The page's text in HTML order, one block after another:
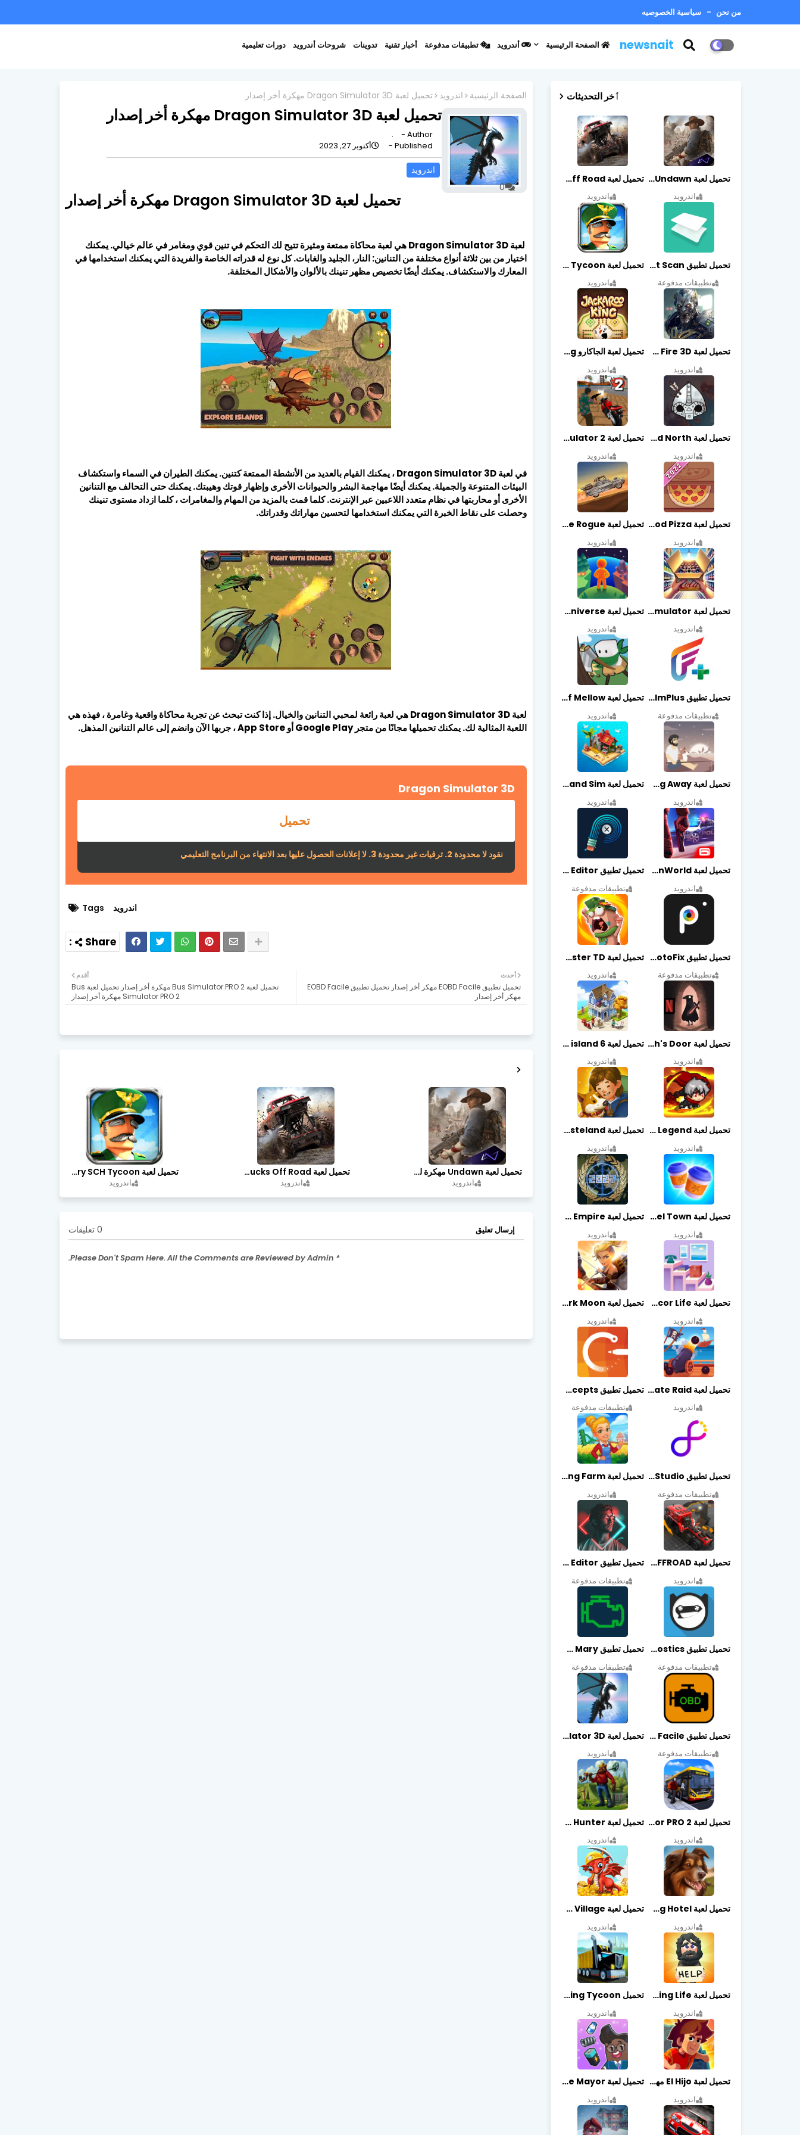
من نحن سياسية الخصوصيه
newsnait دورات تعليمية شروحات أندرويد تدوينات أخبار تقنية تطبيقات مدفوعة أندرويد الصفحة الرئيسية
الصفحة الرئيسية اندرويد تحميل لعبة Dragon Simulator 3D مهكرة أخر إصدار
تحميل لعبة Dragon Simulator 3D مهكرة أخر إصدار
Author -
.
Published -
أكتوبر 27, 2023
اندرويد
0
تحميل لعبة Dragon Simulator 3D مهكرة أخر إصدار
لعبة Dragon Simulator 3D هي لعبة محاكاة ممتعة ومثيرة تتيح لك التحكم في تنين قوي ومغامر في عالم خيالي. يمكنك
اختيار من بين ثلاثة أنواع مختلفة من التنانين: النار، الجليد والغابات. كل نوع له قدراته الخاصة والفريدة التي يمكنك استخدامها في
المعارك والاستكشاف. يمكنك أيضًا تخصيص مظهر تنينك بالألوان والأشكال المختلفة.
في لعبة Dragon Simulator 3D ، يمكنك القيام بالعديد من الأنشطة الممتعة كتنين. يمكنك الطيران في السماء واستكشاف
البيئات المتنوعة والجميلة. يمكنك أيضًا مهاجمة البشر والحيوانات الأخرى وإظهار قوتك وهيبتك. يمكنك حتى التحالف مع التنانين
الأخرى أو محاربتها في نظام متعدد اللاعبين عبر الإنترنت. كلما قمت بالمزيد من المهام والمغامرات ، كلما ازداد مستوى تنينك
وحصلت على نقاط الخبرة التي يمكنك استخدامها لتحسين مهاراتك وقدراتك.
لعبة Dragon Simulator 3D هي لعبة رائعة لمحبي التنانين والخيال. إذا كنت تبحث عن تجربة محاكاة واقعية وغامرة ، فهذه هي
اللعبة المثالية لك. يمكنك تحميلها مجانًا من متجر Google Play أو App Store ، جربها الآن وانضم إلى عالم التنانين المذهل.
Dragon Simulator 3D
تحميل
نقود لا محدودة 2. ترقيات غير محدودة 3. لا إعلانات الحصول عليها بعد الانتهاء من البرنامج التعليمي
Tags اندرويد
أحدث
تحميل تطبيق EOBD Facile مهكر أخر إصدار تحميل تطبيق EOBD Facile
مهكر أخر إصدار
أقدم
تحميل لعبة Bus Simulator PRO 2 مهكرة أخر إصدار تحميل لعبة Bus
Simulator PRO 2 مهكرة أخر إصدار
تحميل لعبة Undawn مهكرة للأندرويد أخر إصدار | تحميل مباشر + موارد غير محدودة
اندرويد
تحميل لعبة Trucks Off Road مهكرة اخر اصدار
اندرويد
تحميل لعبة Idle Military SCH Tycoon مهكرة آخر إصدار
اندرويد
إرسال تعليق 0 تعليقات
* Please Don't Spam Here. All the Comments are Reviewed by Admin.
ٱخر التحديثات
تحميل لعبة Undawn مهكرة للأندرويد أخر إصدار | تحميل مباشر + موارد غير محدودة
اندرويد
تحميل لعبة Trucks Off Road مهكرة اخر اصدار
اندرويد
تحميل تطبيق vFlat Scan مهكر آخر إصدار
تطبيقات مدفوعة
تحميل لعبة Idle Military SCH Tycoon مهكرة آخر إصدار
اندرويد
تحميل لعبة Zombie Fire 3D مهكرة آخر إصدار
اندرويد
تحميل لعبة الجاكارو jackaroo king آخر إصدار
اندرويد
تحميل لعبة Bad North مهكرة آخر إصدار
اندرويد
تحميل لعبة Vegas crime simulator 2 مهكرة اخر اصدار
اندرويد
تحميل لعبة Good Pizza مهكرة اخر اصدار
اندرويد
تحميل لعبة Earn to Die Rogue مهكرة اخر اصدار
اندرويد
تحميل لعبة Retail Store Simulator مهكرة اخر اصدار
اندرويد
تحميل لعبة My Little Universe مهكرة أخر إصدار
اندرويد
تحميل تطبيق FilmPlus أخر إصدار
تطبيقات مدفوعة
تحميل لعبة Life of Mellow مهكرة أخر إصدار
اندرويد
تحميل لعبة Casting Away مهكرة أخر إصدار
اندرويد
تحميل لعبة Fantasy Island Sim مهكرة أخر إصدار
اندرويد
تحميل لعبة Gangstar New Orleans OpenWorld مهكرة أخر إصدار
اندرويد
تحميل تطبيق Retouch Remove Objects Editor مهكرة اخر إصدار
تطبيقات مدفوعة
تحميل تطبيق PhotoFix مهكر آخر إصدار
تطبيقات مدفوعة
تحميل لعبة Candy Disaster TD مهكرة اخر إصدار
اندرويد
تحميل لعبة Death's Door مهكرة أخر إصدار
اندرويد
تحميل لعبة city island 6 مهكرة أخر إصدار
اندرويد
تحميل لعبة Slayer Legend مهكرة أخر إصدار
اندرويد
تحميل لعبة Merge Survival : Wasteland مهكرة أخر إصدار
اندرويد
تحميل لعبة Travel Town مهكرة أخر إصدار
اندرويد
تحميل لعبة World Empire مهكرة أخر إصدار
اندرويد
تحميل لعبة Decor Life مهكرة أخر إصدار
اندرويد
تحميل لعبة Lionheart: Dark Moon مهكرة أخر إصدار
اندرويد
تحميل لعبة Pirate Raid مهكرة أخر إصدار
اندرويد
تحميل تطبيق Concepts مهكر أخر إصدار
تطبيقات مدفوعة
تحميل تطبيق Graphic Studio مهكر أخر إصدار
تطبيقات مدفوعة
تحميل لعبة Cooking Farm مهكرة أخر إصدار
اندرويد
تحميل لعبة PROJECT:OFFROAD مهكرة أخر إصدار
اندرويد
تحميل تطبيق NeonArt Photo Editor مهكر أخر إصدار
تطبيقات مدفوعة
تحميل تطبيق OBDeleven Car Diagnostics مهكر أخر إصدار
تطبيقات مدفوعة
تحميل تطبيق Obd Mary مهكر أخر إصدار
تطبيقات مدفوعة
تحميل تطبيق EOBD Facile مهكر أخر إصدار
تطبيقات مدفوعة
تحميل لعبة Dragon Simulator 3D مهكرة أخر إصدار
اندرويد
تحميل لعبة Bus Simulator PRO 2 مهكرة أخر إصدار
اندرويد
تحميل لعبة Treasure Hunter مهكرة أخر إصدار
اندرويد
تحميل لعبة Dog Hotel مهكرة أخر إصدار
اندرويد
تحميل لعبة Dragon Village مهكرة أخر إصدار
اندرويد
تحميل لعبة Begging Life مهكرة أخر إصدار
اندرويد
تحميل Transit King Tycoon مهكرة أخر إصدار
اندرويد
تحميل لعبة El Hijo مهكرة أخر إصدار
اندرويد
تحميل لعبة Merge Mayor مهكرة أخر إصدار
اندرويد